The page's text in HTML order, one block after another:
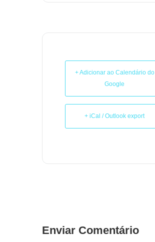
+ Adicionar ao Calendário do
Google
+ iCal / Outlook export
Enviar Comentário